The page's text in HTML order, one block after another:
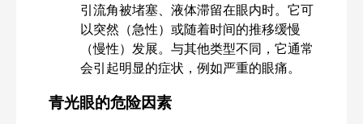
引流角被堵塞、液体滞留在眼内时。它可
以突然（急性）或随着时间的推移缓慢
（慢性）发展。与其他类型不同，它通常
会引起明显的症状，例如严重的眼痛。
青光眼的危险因素